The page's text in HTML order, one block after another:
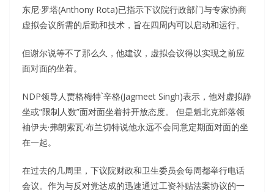
东尼·罗塔(Anthony Rota)已指示下议院行政部门与专家协商
虚拟会议所需的后勤和技术，旨在四周内可以启动和运行。
但谢尔说等不了那么久，他建议，虚拟会议得以实现之前应
面对面的坐着。
NDP领导人贾格梅特`辛格(Jagmeet Singh)表示，他对虚拟静
坐或“限制人数”面对面坐着持开放态度。 但是魁北克部落领
袖伊夫·弗朗索瓦·布兰切特说他永远不会同意定期面对面的坐
在一起。
在过去的几周里，下议院财政和卫生委员会每周都举行电话
会议。作为与反对党达成的迅速通过工资补贴法案协议的一